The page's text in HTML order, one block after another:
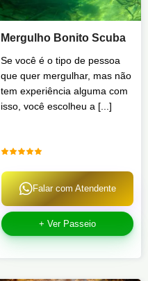
Mergulho Bonito Scuba
Se você é o tipo de pessoa
que quer mergulhar, mas não
tem experiência alguma com
isso, você escolheu a [...]
Falar com Atendente
+ Ver Passeio